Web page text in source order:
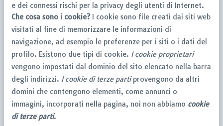
e dei connessi rischi per la privacy degli utenti di Internet.
Che cosa sono i cookie? I cookie sono file creati dai siti web
visitati al fine di memorizzare le informazioni di
navigazione, ad esempio le preferenze per i siti o i dati del
profilo. Esistono due tipi di cookie. I cookie proprietari
vengono impostati dal dominio del sito elencato nella barra
degli indirizzi. I cookie di terze partiprovengono da altri
domini che contengono elementi, come annunci o
immagini, incorporati nella pagina, noi non abbiamo cookie
di terze parti.